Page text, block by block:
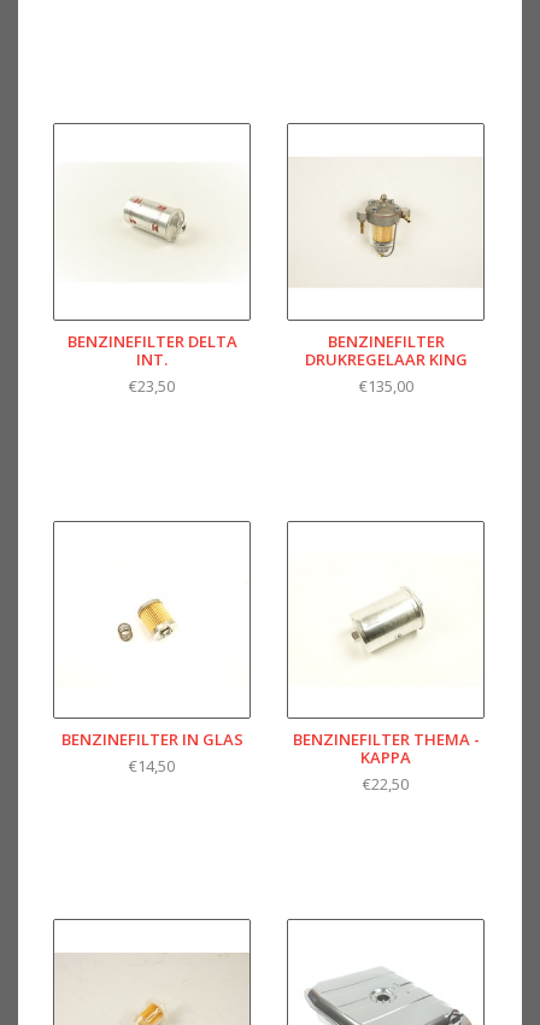
BENZINEFILTER DELTA
INT.
€23,50
BENZINEFILTER
DRUKREGELAAR KING
€135,00
BENZINEFILTER IN GLAS
€14,50
BENZINEFILTER THEMA -
KAPPA
€22,50